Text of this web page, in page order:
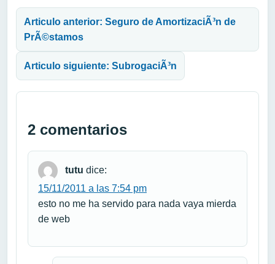
Articulo anterior: Seguro de AmortizaciÃ³n de
PrÃ©stamos
Articulo siguiente: SubrogaciÃ³n
2 comentarios
tutu dice:
15/11/2011 a las 7:54 pm
esto no me ha servido para nada vaya mierda
de web